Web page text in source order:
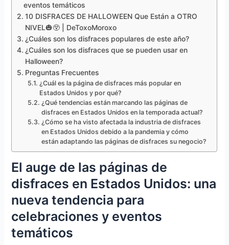
eventos temáticos
10 DISFRACES DE HALLOWEEN Que Están a OTRO
NIVEL🎃😲 | DeToxoMoroxo
¿Cuáles son los disfraces populares de este año?
¿Cuáles son los disfraces que se pueden usar en
Halloween?
Preguntas Frecuentes
¿Cuál es la página de disfraces más popular en
Estados Unidos y por qué?
¿Qué tendencias están marcando las páginas de
disfraces en Estados Unidos en la temporada actual?
¿Cómo se ha visto afectada la industria de disfraces
en Estados Unidos debido a la pandemia y cómo
están adaptando las páginas de disfraces su negocio?
El auge de las páginas de
disfraces en Estados Unidos: una
nueva tendencia para
celebraciones y eventos
temáticos